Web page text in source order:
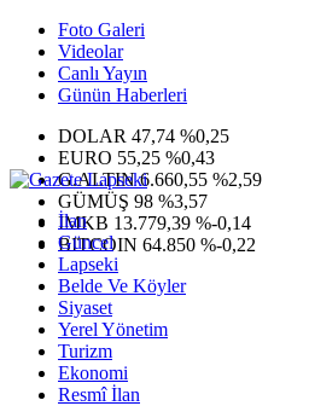
Foto Galeri
Videolar
Canlı Yayın
Günün Haberleri
DOLAR 47,74 %0,25
EURO 55,25 %0,43
G.ALTIN6.660,55 %2,59
GÜMÜŞ 98 %3,57
IMKB 13.779,39 %-0,14
BITCOIN 64.850 %-0,22
İlan
Güncel
Lapseki
Belde Ve Köyler
Siyaset
Yerel Yönetim
Turizm
Ekonomi
Resmî İlan